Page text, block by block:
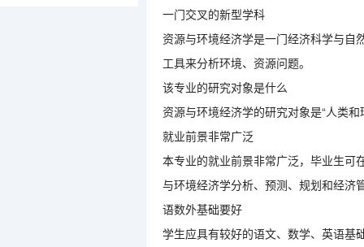
一门交叉的新型学科
资源与环境经济学是一门经济科学与自
工具来分析环境、资源问题。
该专业的研究对象是什么
资源与环境经济学的研究对象是“人类
就业前景非常广泛
本专业的就业前景非常广泛，毕业生可
与环境经济学分析、预测、规划和经济
语数外基础要好
学生应具有较好的语文、数学、英语基